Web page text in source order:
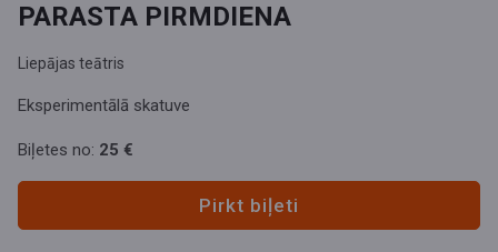
PARASTA PIRMDIENA
Liepājas teātris
Eksperimentālā skatuve
Biļetes no: 25 €
Pirkt biļeti